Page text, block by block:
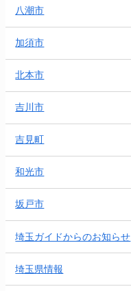
八潮市
加須市
北本市
吉川市
吉見町
和光市
坂戸市
埼玉ガイドからのお知らせ
埼玉県情報